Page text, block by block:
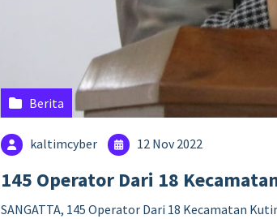
Berita
kaltimcyber 12 Nov 2022
145 Operator Dari 18
SANGATTA, 145 Operator Dari 18 Kecamatan